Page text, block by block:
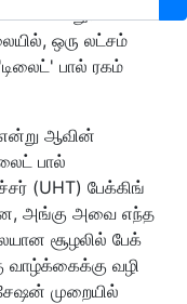
உள்ளது.
ஒரு லட்சம்
பால் ரகம்
என்று ஆவின்
பால்
(UHT) பேக்கிங்
அங்கு அவை எந்த
சூழலில் பேக்
வாழ்க்கைக்கு வழி
முறையில்